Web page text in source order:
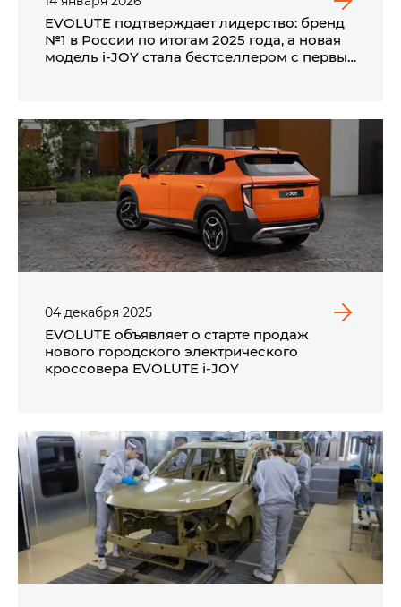
EVOLUTE подтверждает лидерство: бренд
№1 в России по итогам 2025 года, а новая
модель i‑JOY стала бестселлером с первых
04 декабря 2025
EVOLUTE объявляет о старте продаж
нового городского электрического
кроссовера EVOLUTE i‑JOY